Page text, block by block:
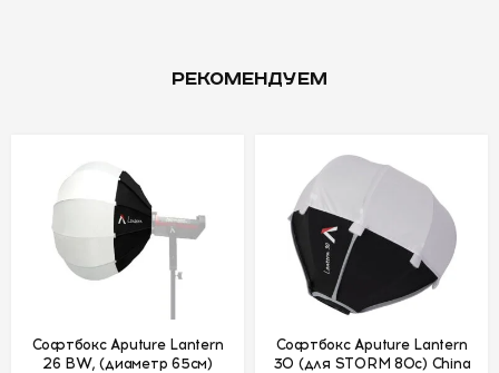
РЕКОМЕНДУЕМ
Софтбокс Aputure Lantern
26 BW, (диаметр 65см)
Софтбокс Aputure Lantern
30 (для STORM 80c) China